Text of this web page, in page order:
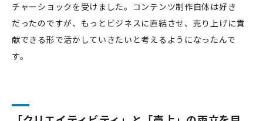
チャーショックを受けました。コンテンツ制作自体は好き
だったのですが、もっとビジネスに直結させ、売り上げに貢
献できる形で活かしていきたいと考えるようになったんで
す。